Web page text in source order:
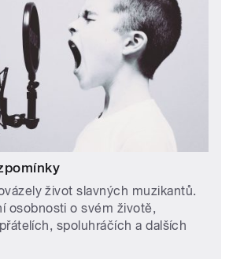
život slavných muzikantů.
osobnosti o svém životě,
spoluhráčích a dalších